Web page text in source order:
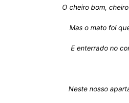
O cheiro bom,
Mas o mato foi
E enterrado no
Neste nosso